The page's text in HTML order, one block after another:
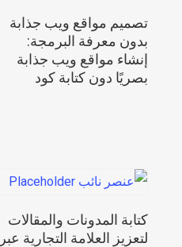
قراءة المزيد
تصميم مواقع ويب جذابة
بدون معرفة البرمجة:
إنشاء مواقع ويب جذابة
بصريًا دون كتابة كود
قراءة المزيد
كتابة المدونات والمقالات
لتعزيز العلامة التجارية عبر